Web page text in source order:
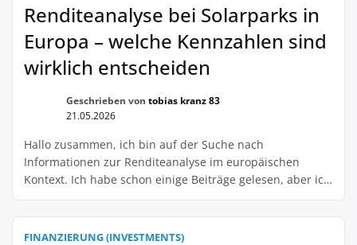
Renditeanalyse bei Solarparks in
Europa – welche Kennzahlen sind
wirklich entscheiden
Geschrieben von tobias kranz 83
21.05.2026
Hallo zusammen, ich bin auf der Suche nach
Informationen zur Renditeanalyse im europäischen
Kontext. Ich habe schon einige Beiträge gelesen, aber ich
Kennzahlen, die dabei besonders wichtig sind? Vielleicht
FINANZIERUNG (INVESTMENTS)